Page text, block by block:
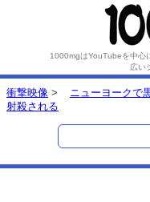
1000mgはYouTubeを中心
広い
衝撃映像 >
ニューヨークで
射殺される